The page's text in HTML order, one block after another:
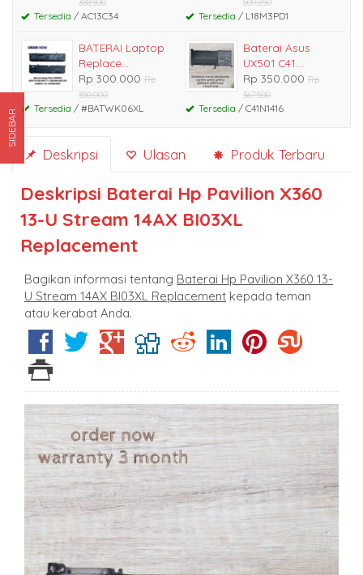
388.500
Tersedia / AC13C34
509.250
Tersedia / L18M3PD1
BATERAI Laptop
Replace....
Rp 300.000 Rp
350.000
Tersedia / #BATWK06XL
Baterai Asus
UX501 C41....
Rp 350.000 Rp
367.500
Tersedia / C41N1416
Deskripsi Ulasan Produk Terbaru
Deskripsi Baterai Hp Pavilion X360
13-U Stream 14AX BI03XL
Replacement
Bagikan informasi tentang Baterai Hp Pavilion X360 13-
U Stream 14AX BI03XL Replacement kepada teman
atau kerabat Anda.
SIDEBAR